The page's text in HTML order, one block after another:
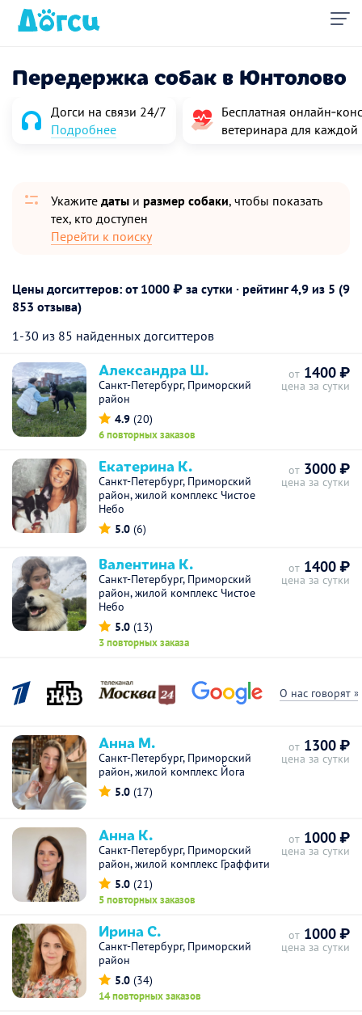
Передержка собак в Юнтолово
Догси на связи 24/7
Подробнее
Бесплатная
ветеринара для
Укажите даты и размер собаки, чтобы показать
тех, кто доступен
Перейти к поиску
Цены догситтеров: от 1000 ₽ за сутки · рейтинг4,9 из 5 (9
853 отзыва)
1-30 из 85 найденных догситтеров
Александра Ш.
Санкт-Петербург, Приморский
район
4.9 (20)
6 повторных заказов
от 1400 ₽
цена за сутки
Екатерина К.
Санкт-Петербург, Приморский
район, жилой комплекс Чистое
Небо
5.0 (6)
от 3000 ₽
цена за сутки
Валентина К.
Санкт-Петербург, Приморский
район, жилой комплекс Чистое
Небо
5.0 (13)
3 повторных заказа
от 1400 ₽
цена за сутки
О нас говорят »
Анна М.
Санкт-Петербург, Приморский
район, жилой комплекс Йога
5.0 (17)
от 1300 ₽
цена за сутки
Анна К.
Санкт-Петербург, Приморский
район, жилой комплекс Граффити
5.0 (21)
5 повторных заказов
от 1000 ₽
цена за сутки
Ирина С.
Санкт-Петербург, Приморский
район
5.0 (34)
14 повторных заказов
от 1000 ₽
цена за сутки